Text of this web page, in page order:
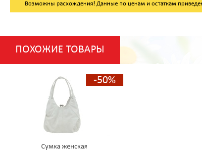
Возможны расхождения! Данные по ценам и остаткам
ПОХОЖИЕ ТОВАРЫ
-50%
Сумка женская